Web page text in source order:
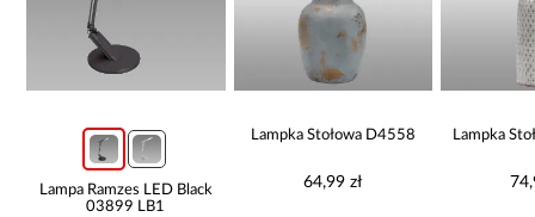
Lampa Ramzes LED Black
03899 LB1
Lampka Stołowa D4558
64,99 zł
Lampka